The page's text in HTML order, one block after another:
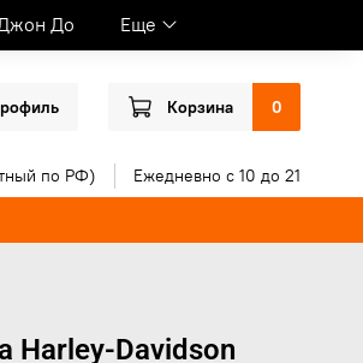
До Еще
Корзина 0
по РФ) Ежедневно с 10 до 21
Harley-Davidson